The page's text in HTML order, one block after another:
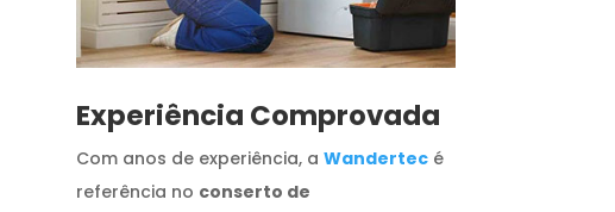
​Experiência Comprovada
Com anos de experiência, a Wandertecé
referência no conserto de